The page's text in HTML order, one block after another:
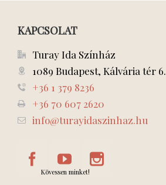
KAPCSOLAT
Turay Ida Színház
1089 Budapest, Kálvária tér 6.
+36 1 379 8236
+36 70 607 2620
info@turayidaszinhaz.hu
Kövessen minket!